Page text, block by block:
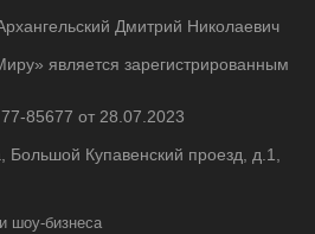
Дмитрий Николаевич
является зарегистрированным
85677 от 28.07.2023
Большой Купавенский проезд, д.1,
шоу-бизнеса